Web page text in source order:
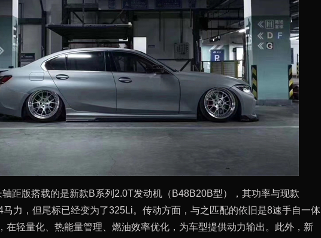
距版搭载的是新款B系列2.0T发动机（B48B20B型），其功率与现款
马力，但尾标已经变为了325Li。传动方面，与之匹配的依旧是8速手自一体
在轻量化、热能量管理、燃油效率优化，为车型提供动力输出。此外，新